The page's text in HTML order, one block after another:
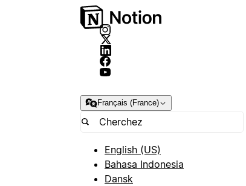
Français (France)
English (US)
Bahasa Indonesia
Dansk